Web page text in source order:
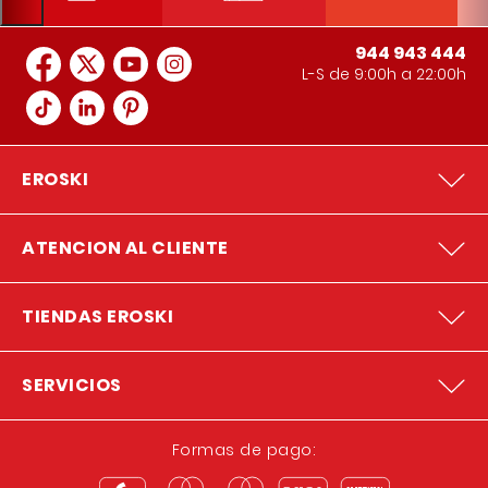
944 943 444
L-S de 9:00h a 22:00h
EROSKI
ATENCION AL CLIENTE
TIENDAS EROSKI
SERVICIOS
Formas de pago: